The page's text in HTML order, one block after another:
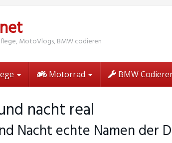
MotoVlogs, BMW codieren
Motorrad BMW
nacht real
Nacht echte Namen der